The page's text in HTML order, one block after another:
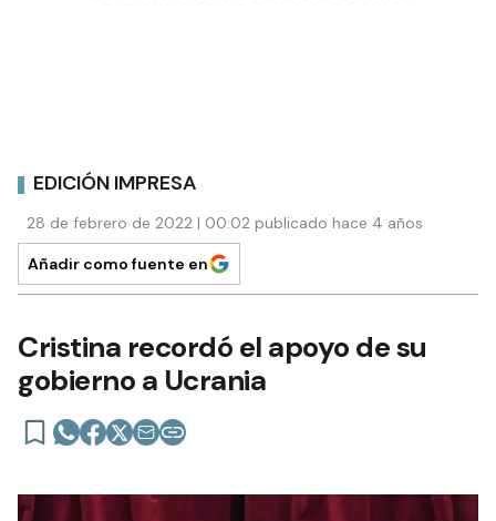
EDICIÓN IMPRESA
28 de febrero de 2022 | 00:02 publicado hace 4 años
Añadir como fuente en
Cristina recordó el apoyo de su
gobierno a Ucrania